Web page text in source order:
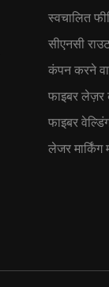
स्वचालित
सीएनसी
कंपन करने
फाइबर लेज़र
फाइबर
लेजर मार्किंग